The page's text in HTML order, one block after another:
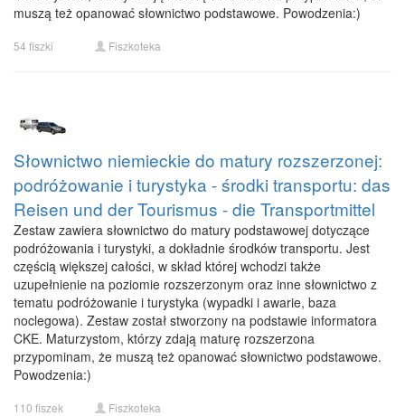
muszą też opanować słownictwo podstawowe. Powodzenia:)
54 fiszki Fiszkoteka
Słownictwo niemieckie do matury rozszerzonej:
podróżowanie i turystyka - środki transportu: das
Reisen und der Tourismus - die Transportmittel
Zestaw zawiera słownictwo do matury podstawowej dotyczące
podróżowania i turystyki, a dokładnie środków transportu. Jest
częścią większej całości, w skład której wchodzi także
uzupełnienie na poziomie rozszerzonym oraz inne słownictwo z
tematu podróżowanie i turystyka (wypadki i awarie, baza
noclegowa). Zestaw został stworzony na podstawie informatora
CKE. Maturzystom, którzy zdają maturę rozszerzona
przypominam, że muszą też opanować słownictwo podstawowe.
Powodzenia:)
110 fiszek Fiszkoteka